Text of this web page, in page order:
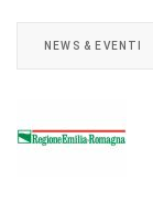
NEWS & EVENTI